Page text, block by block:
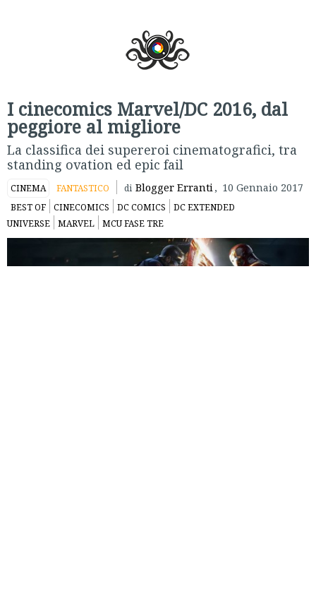
I cinecomics Marvel/DC 2016, dal
peggiore al migliore
La classifica dei supereroi cinematografici, tra
standing ovation ed epic fail
CINEMA FANTASTICO di Blogger Erranti , 10 Gennaio 2017
BEST OF CINECOMICS DC COMICS
DC EXTENDED
UNIVERSE
MARVEL MCU FASE TRE